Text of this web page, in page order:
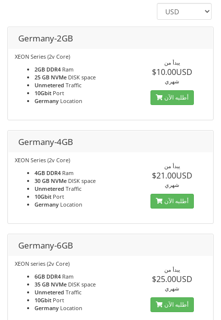
Germany-2GB
XEON Series (2v Core)
2GB DDR4 Ram
25 GB NVMe DISK space
Unmetered Traffic
10Gbit Port
Germany Location
يبدأ من
$10.00USD
شهري
أطلبه الآن
Germany-4GB
XEON Series (2v Core)
4GB DDR4 Ram
30 GB NVMe DISK space
Unmetered Traffic
10Gbit Port
Germany Location
يبدأ من
$21.00USD
شهري
أطلبه الآن
Germany-6GB
XEON series (2v Core)
6GB DDR4 Ram
35 GB NVMe DISK space
Unmetered Traffic
10Gbit Port
Germany Location
يبدأ من
$25.00USD
شهري
أطلبه الآن